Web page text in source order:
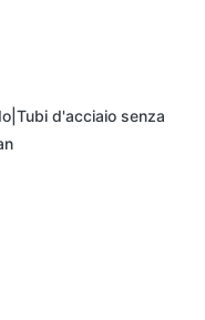
d'acciaio senza